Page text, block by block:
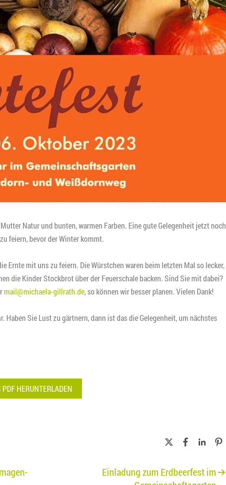
Natur und bunten, warmen Farben. Eine gute Gelegenheit jetzt noch
feiern, bevor der Winter kommt.
Ernte mit uns zu feiern. Die Würstchen waren beim letzten Mal so lecker,
die Kinder Stockbrot über der Feuerschale backen. Sind Sie mit dabei?
mail@michaela-gillrath.de, so können wir besser planen. Vielen Dank!
Sie Lust zu gärtnern, dann ist das die Gelegenheit, um nächstes
PDF HERUNTERLADEN
Einladung zum Erdbeerfest im